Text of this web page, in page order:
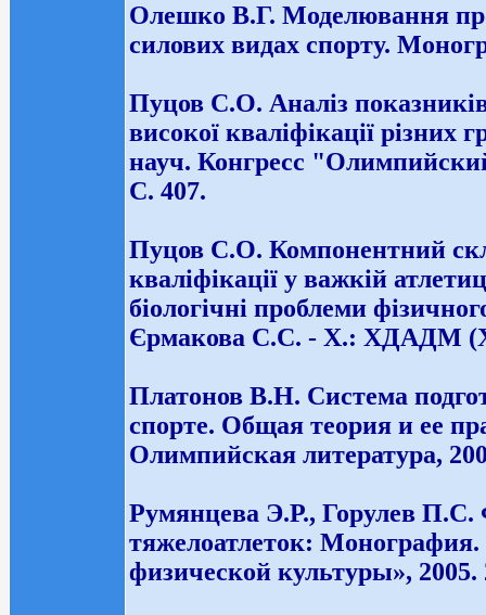
Олешко В.Г. Моделювання
силових видах спорту.
Пуцов С.О. Аналіз
високої кваліфікації різних
науч. Конгресс
C. 407.
Пуцов С.О. Компонентний
кваліфікації у важкій
біологічні проблеми
Єрмакова С.С. - Х.: ХДАДМ
Платонов В.Н. Система
спорте. Общая теория и ее
Олимпийская литература,
Румянцева Э.Р., Горулев П.С.
тяжелоатлеток:
физической культуры», 2005.